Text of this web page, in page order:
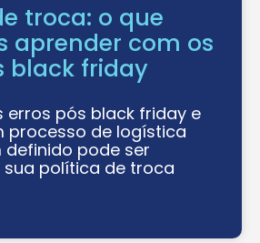
troca: o que
aprender com os
black friday
erros pós black friday e
processo de logística
definido pode ser
sua política de troca